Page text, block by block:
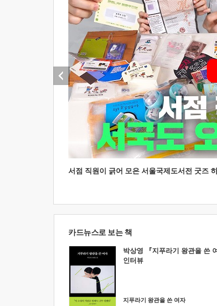
서점 직원이 긁어 모은 서울국제도서전 굿즈
카드뉴스로 보는 책
박상영 『지푸라기 왕관을 쓴
인터뷰
지푸라기 왕관을 쓴 여자